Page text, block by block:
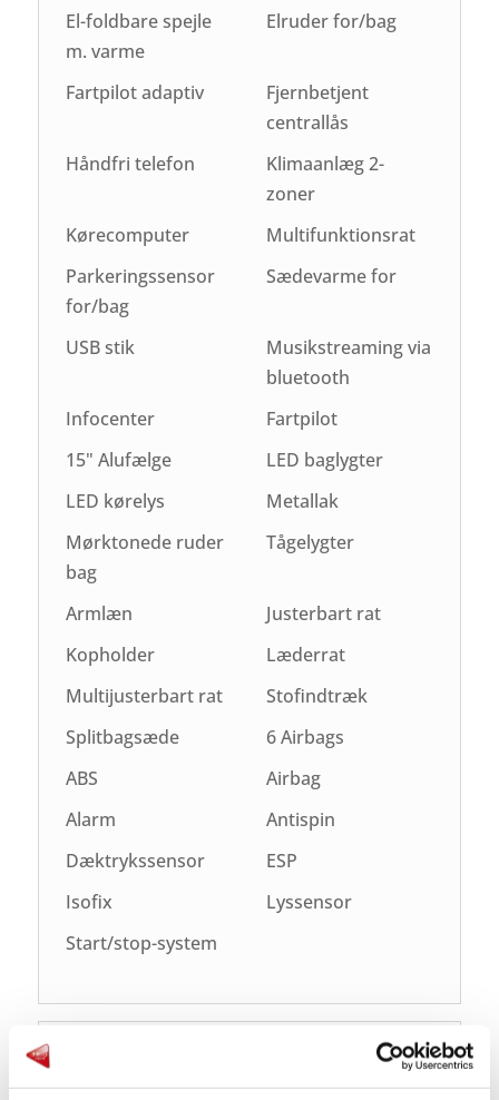
El-foldbare spejle
m. varme
Elruder for/bag
Fartpilot adaptiv
Fjernbetjent
centrallås
Håndfri telefon
Klimaanlæg 2-
zoner
Kørecomputer
Multifunktionsrat
Parkeringssensor
for/bag
Sædevarme for
USB stik
Musikstreaming via
bluetooth
Infocenter
Fartpilot
15" Alufælge
LED baglygter
LED kørelys
Metallak
Mørktonede ruder
bag
Tågelygter
Armlæn
Justerbart rat
Kopholder
Læderrat
Multijusterbart rat
Stofindtræk
Splitbagsæde
6 Airbags
ABS
Airbag
Alarm
Antispin
Dæktrykssensor
ESP
Isofix
Lyssensor
Start/stop-system